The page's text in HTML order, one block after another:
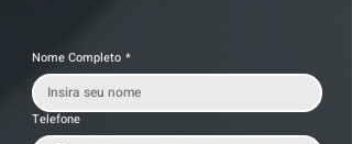
Nome Completo *
Telefone